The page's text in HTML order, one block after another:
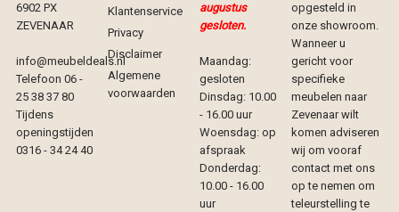
6902 PX
ZEVENAAR
info@meubeldeals.nl
Telefoon 06 -
25 38 37 80
Tijdens
openingstijden
0316 - 34 24 40
Klantenservice
Privacy
Disclaimer
Algemene
voorwaarden
augustus
gesloten.
Maandag:
gesloten
Dinsdag: 10.00
- 16.00 uur
Woensdag: op
afspraak
Donderdag:
10.00 - 16.00
uur
opgesteld in
onze showroom.
Wanneer u
gericht voor
specifieke
meubelen naar
Zevenaar wilt
komen adviseren
wij om vooraf
contact met ons
op te nemen om
teleurstelling te